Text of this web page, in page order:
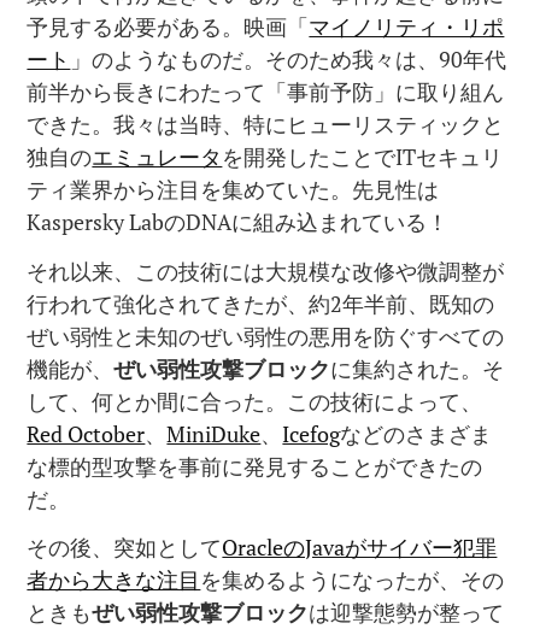
予見する必要がある。映画「マイノリティ・リポ
ート 」のようなものだ。そのため我々は、90年代
前半から長きにわたって「事前予防」に取り組ん
できた。我々は当時、特にヒューリスティックと
独自のエミュレータ を開発したことでITセキュリ
ティ業界から注目を集めていた。先見性は
Kaspersky LabのDNAに組み込まれている！
それ以来、この技術には大規模な改修や微調整が
行われて強化されてきたが、約2年半前、既知の
ぜい弱性と未知のぜい弱性の悪用を防ぐすべての
機能が、ぜい弱性攻撃ブロックに集約された。そ
して、何とか間に合った。この技術によって、
Red October、MiniDuke、 Icefogなどのさまざま
な標的型攻撃を事前に発見することができたの
だ。
その後、突如としてOracleのJavaがサイバー犯罪
者から大きな注目 を集めるようになったが、その
ときもぜい弱性攻撃ブロックは迎撃態勢が整って